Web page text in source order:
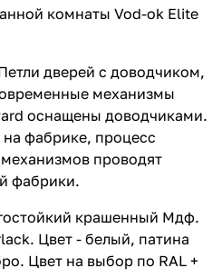
Vod-ok Elite
белый,
425 ₽
комнаты Vod-ok Elite
дверей с доводчиком,
механизмы
оснащены доводчиками.
фабрике, процесс
проводят
фабрики.
крашенный Мдф.
Цвет - белый, патина
Цвет на выбор по RAL +